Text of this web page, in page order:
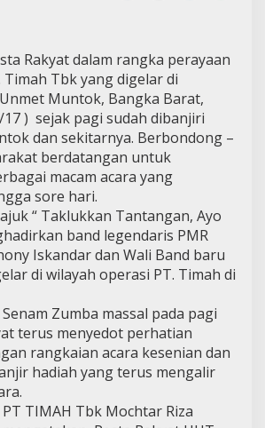
Rakyat dalam rangka perayaan
Timah Tbk yang digelar di
Muntok, Bangka Barat,
) sejak pagi sudah dibanjiri
dan sekitarnya. Berbondong –
berdatangan untuk
macam acara yang
sore hari.
“ Taklukkan Tantangan, Ayo
band legendaris PMR
Iskandar dan Wali Band baru
di wilayah operasi PT. Timah di
Zumba massal pada pagi
terus menyedot perhatian
rangkaian acara kesenian dan
hadiah yang terus mengalir
TIMAH Tbk Mochtar Riza